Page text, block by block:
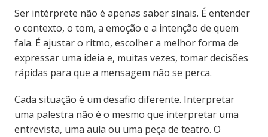
Ser intérprete não é apenas saber sinais. É entender
o contexto, o tom, a emoção e a intenção de quem
fala. É ajustar o ritmo, escolher a melhor forma de
expressar uma ideia e, muitas vezes, tomar decisões
rápidas para que a mensagem não se perca.
Cada situação é um desafio diferente. Interpretar
uma palestra não é o mesmo que interpretar uma
entrevista, uma aula ou uma peça de teatro. O